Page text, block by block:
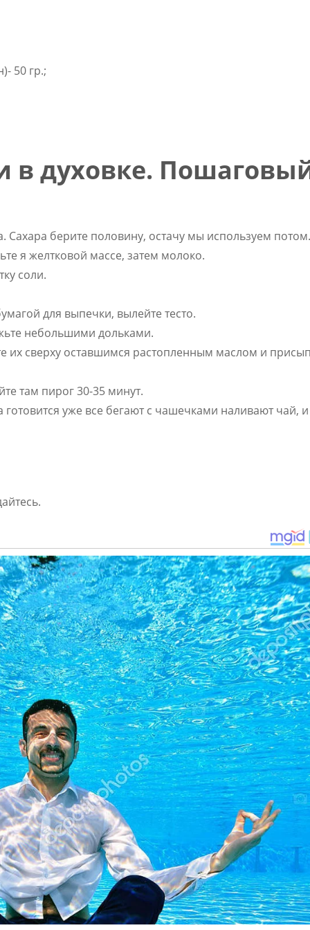
50 гр.;
в духовке.
Сахара берите половину, остачу мы используем потом.
я желтковой массе, затем молоко.
соли.
для выпечки, вылейте тесто.
небольшими дольками.
их сверху оставшимся растопленным маслом и
там пирог 30-35 минут.
уже все бегают с чашечками наливают чай, и